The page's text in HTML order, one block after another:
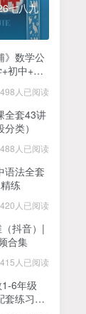
七八九
》数学公
初中+高
498人已阅读
全套43讲
类）
488人已阅读
语法全套
练
420人已阅读
抖音）|
合集
415人已阅读
6年级
套练习册